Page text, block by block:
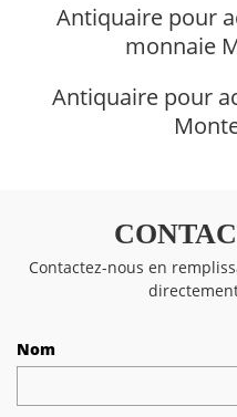
Antiquaire pour
monnaie
Antiquaire pour
Contactez-nous en
Nom